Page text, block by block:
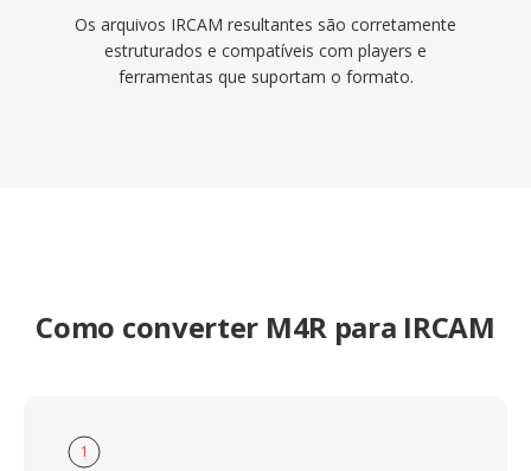
Os arquivos IRCAM resultantes são corretamente
estruturados e compatíveis com players e
ferramentas que suportam o formato.
Como converter M4R para IRCAM
1